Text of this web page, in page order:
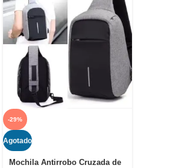
-29%
Agotado
Mochila Antirrobo Cruzada de